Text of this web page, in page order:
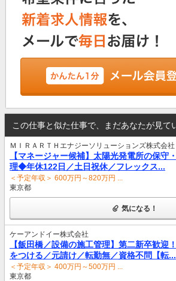
この仕事と似た仕事で、まだあなたが見て
ＭＩＲＡＲＴＨエナジーソリューションズ株式会社
【マネージャー候補】太陽光発電所の保守
理◆年休122日／土日祝休／フレックス...
＜予定年収＞ 600万円～820万円 ...
東京都
気になる！
ケーアンドイー株式会社
【飯田橋／設備の施工管理】第二新卒歓迎
をつける／元請け／転勤無／資格不問【転...
＜予定年収＞ 400万円～500万円 ...
東京都